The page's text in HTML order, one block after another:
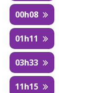
00h08
01h11
03h33
11h15